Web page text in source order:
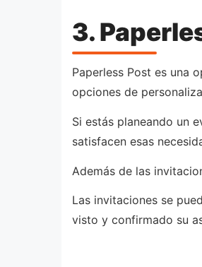
3.
Paperless Post es una
opciones de
Si estás planeando un
satisfacen esas
Además de las
Las invitaciones se
visto y confirmado su